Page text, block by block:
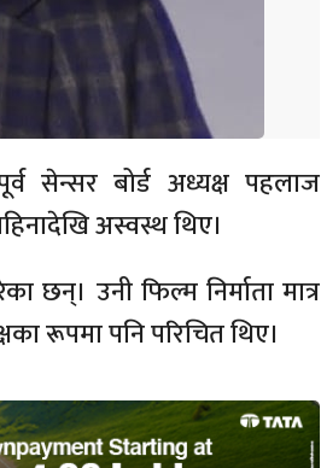
सेन्सर बोर्ड अध्यक्ष पहलाज
अस्वस्थ थिए।
छन्। उनी फिल्म निर्माता मात्र
रूपमा पनि परिचित थिए।